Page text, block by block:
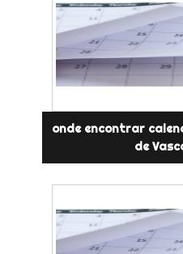
onde encontrar
de